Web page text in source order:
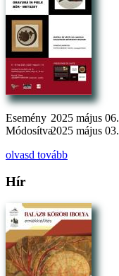
Esemény 2025 május 06.
Módosítva2025 május 03.
olvasd tovább
Hír